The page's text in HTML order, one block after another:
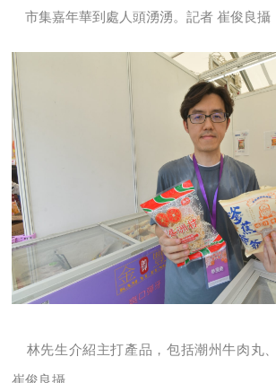
市集嘉年華到處人頭湧湧。記者 崔俊良攝
林先生介紹主打產品，包括潮州牛肉丸